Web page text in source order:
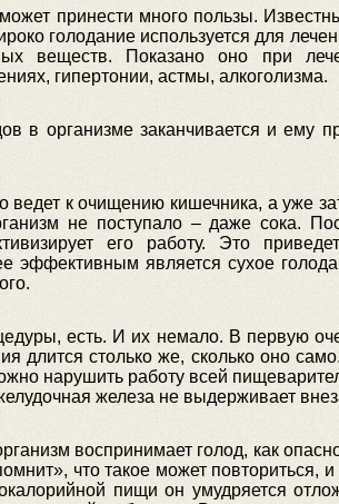
принести много пользы.
голодание используется для
веществ. Показано оно при
гипертонии, астмы, алкоголизма.
в организме заканчивается и ему
ведет к очищению кишечника, а уже
не поступало – даже сока.
его работу. Это
эффективным является сухое
есть. И их немало. В первую
длится столько же, сколько оно
нарушить работу всей
железа не выдерживает
воспринимает голод, как
что такое может повториться,
пищи он умудряется